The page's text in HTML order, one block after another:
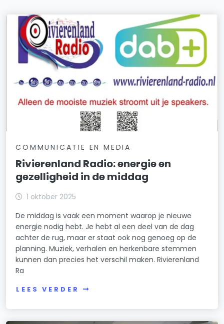
COMMUNICATIE EN MEDIA
Rivierenland Radio: energie en
gezelligheid in de middag
1 oktober 2025
De middag is vaak een moment waarop je nieuwe
energie nodig hebt. Je hebt al een deel van de dag
achter de rug, maar er staat ook nog genoeg op de
planning. Muziek, verhalen en herkenbare stemmen
kunnen dan precies het verschil maken. Rivierenland
Ra
LEES VERDER